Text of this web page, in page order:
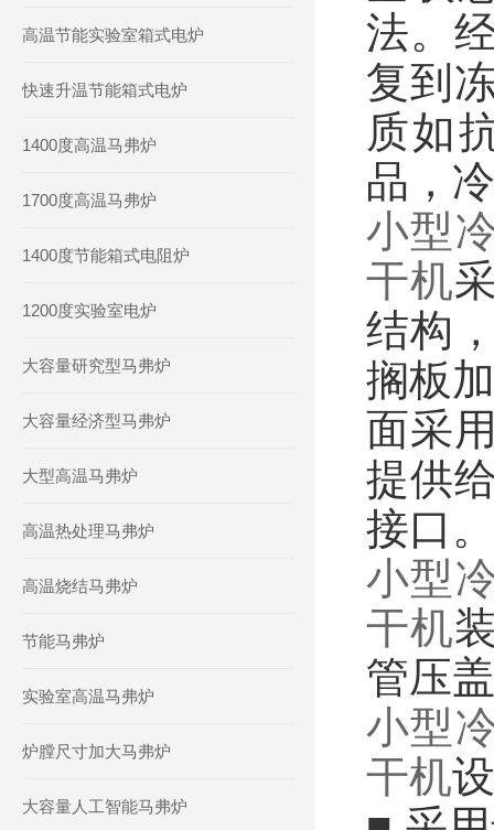
高温节能实验室箱式电炉
快速升温节能箱式电炉
1400度高温马弗炉
1700度高温马弗炉
1400度节能箱式电阻炉
1200度实验室电炉
大容量研究型马弗炉
大容量经济型马弗炉
大型高温马弗炉
高温热处理马弗炉
高温烧结马弗炉
节能马弗炉
实验室高温马弗炉
炉膛尺寸加大马弗炉
大容量人工智能马弗炉
法。
复到
质如
品，
小型
干机
结构
搁板
面采
提供
接口
小型
干机
管压
小型
干机